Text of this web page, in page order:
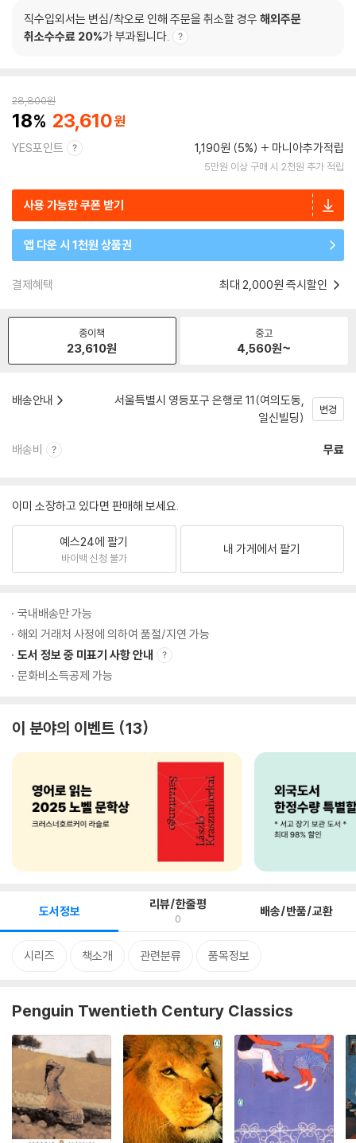
직수입외서는 변심/착오로 인해 주문을 취소할 경우 해외주문
취소수수료 20%가 부과됩니다.
28,800원
18 23,610
YES포인트 1,190원 (5%) 마니아추가적립
5만원 이상 구매 시 2천원 추가 적립
사용 가능한 쿠폰 받기
앱 다운 시 1천원 상품권
결제혜택 최대 2,000원 즉시할인
종이책
23,610원
중고
4,560원~
배송안내
서울특별시 영등포구 은행로 11(여의도동,
일신빌딩)
변경
배송비 무료
이미 소장하고 있다면 판매해 보세요.
예스24에 팔기
바이백 신청 불가
내 가게에서 팔기
국내배송만 가능
해외 거래처 사정에 의하여 품절/지연 가능
도서 정보 중 미표기 사항 안내
문화비소득공제 가능
이 분야의 이벤트 13
도서정보 리뷰/한줄평
0 배송/반품/교환
시리즈 책소개 관련분류 품목정보
Penguin Twentieth Century Classics